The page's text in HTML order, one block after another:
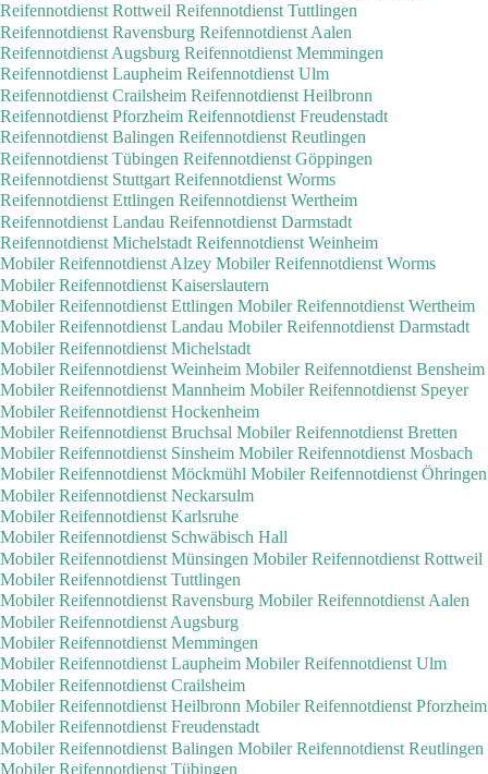
Reifennotdienst Rottweil Reifennotdienst Tuttlingen
Reifennotdienst Ravensburg Reifennotdienst Aalen
Reifennotdienst Augsburg Reifennotdienst Memmingen
Reifennotdienst Laupheim Reifennotdienst Ulm
Reifennotdienst Crailsheim Reifennotdienst Heilbronn
Reifennotdienst Pforzheim Reifennotdienst Freudenstadt
Reifennotdienst Balingen Reifennotdienst Reutlingen
Reifennotdienst Tübingen Reifennotdienst Göppingen
Reifennotdienst Stuttgart Reifennotdienst Worms
Reifennotdienst Ettlingen Reifennotdienst Wertheim
Reifennotdienst Landau Reifennotdienst Darmstadt
Reifennotdienst Michelstadt Reifennotdienst Weinheim
Mobiler Reifennotdienst Alzey Mobiler Reifennotdienst Worms
Mobiler Reifennotdienst Kaiserslautern
Mobiler Reifennotdienst Ettlingen Mobiler Reifennotdienst Wertheim
Mobiler Reifennotdienst Landau Mobiler Reifennotdienst Darmstadt
Mobiler Reifennotdienst Michelstadt
Mobiler Reifennotdienst Weinheim Mobiler Reifennotdienst Bensheim
Mobiler Reifennotdienst Mannheim Mobiler Reifennotdienst Speyer
Mobiler Reifennotdienst Hockenheim
Mobiler Reifennotdienst Bruchsal Mobiler Reifennotdienst Bretten
Mobiler Reifennotdienst Sinsheim Mobiler Reifennotdienst Mosbach
Mobiler Reifennotdienst Möckmühl Mobiler Reifennotdienst Öhringen
Mobiler Reifennotdienst Neckarsulm
Mobiler Reifennotdienst Karlsruhe
Mobiler Reifennotdienst Schwäbisch Hall
Mobiler Reifennotdienst Münsingen Mobiler Reifennotdienst Rottweil
Mobiler Reifennotdienst Tuttlingen
Mobiler Reifennotdienst Ravensburg Mobiler Reifennotdienst Aalen
Mobiler Reifennotdienst Augsburg
Mobiler Reifennotdienst Memmingen
Mobiler Reifennotdienst Laupheim Mobiler Reifennotdienst Ulm
Mobiler Reifennotdienst Crailsheim
Mobiler Reifennotdienst Heilbronn Mobiler Reifennotdienst Pforzheim
Mobiler Reifennotdienst Freudenstadt
Mobiler Reifennotdienst Balingen Mobiler Reifennotdienst Reutlingen
Mobiler Reifennotdienst Tübingen